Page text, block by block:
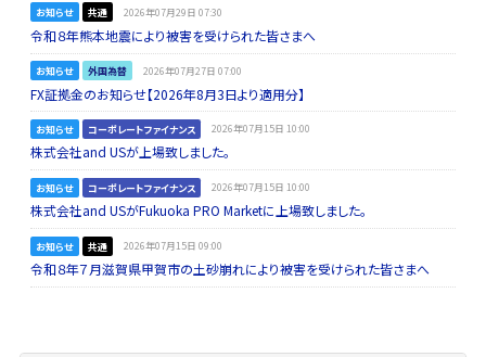
お知らせ 共通 2026年07月29日 07:30
令和８年熊本地震により被害を受けられた皆さまへ
お知らせ 外国為替 2026年07月27日 07:00
FX証拠金のお知らせ【2026年8月3日より適用分】
お知らせ コーポレートファイナンス 2026年07月15日 10:00
株式会社and USが上場致しました。
お知らせ コーポレートファイナンス 2026年07月15日 10:00
株式会社and USがFukuoka PRO Marketに上場致しました。
お知らせ 共通 2026年07月15日 09:00
令和８年７月滋賀県甲賀市の土砂崩れにより被害を受けられた皆さまへ